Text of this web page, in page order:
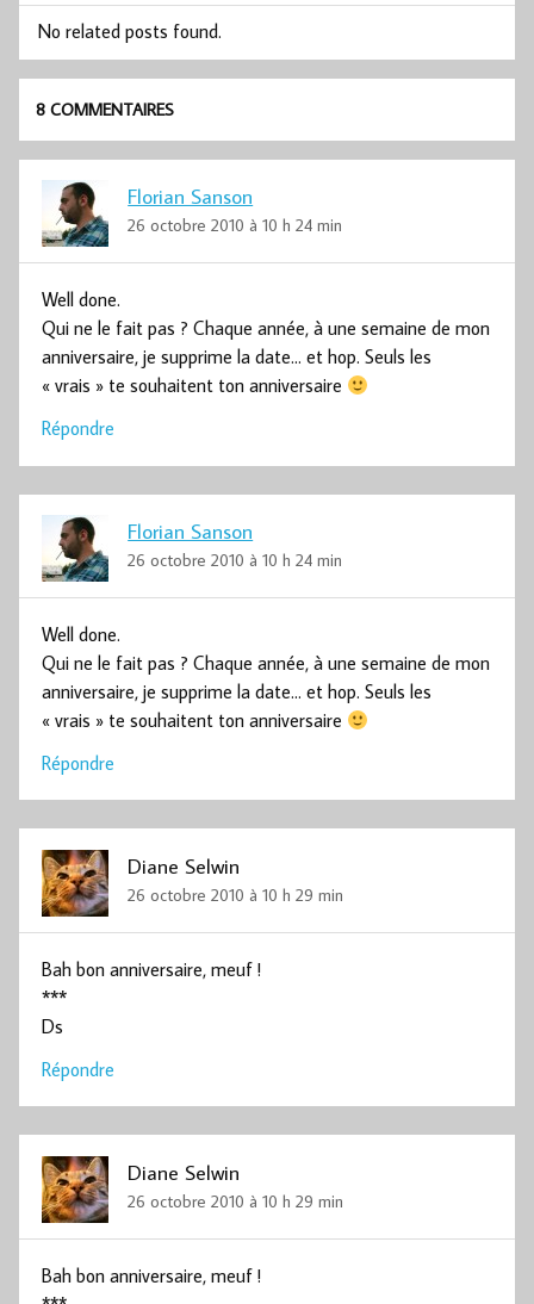
No related posts found.
8 COMMENTAIRES
Florian Sanson
26 octobre 2010 à 10 h 24 min
Well done.
Qui ne le fait pas ? Chaque année, à une semaine de mon
anniversaire, je supprime la date… et hop. Seuls les
« vrais » te souhaitent ton anniversaire
Répondre
Florian Sanson
26 octobre 2010 à 10 h 24 min
Well done.
Qui ne le fait pas ? Chaque année, à une semaine de mon
anniversaire, je supprime la date… et hop. Seuls les
« vrais » te souhaitent ton anniversaire
Répondre
Diane Selwin
26 octobre 2010 à 10 h 29 min
Bah bon anniversaire, meuf !
***
Ds
Répondre
Diane Selwin
26 octobre 2010 à 10 h 29 min
Bah bon anniversaire, meuf !